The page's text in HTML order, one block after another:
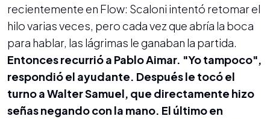
recientemente en Flow: Scaloni intentó retomar el
hilo varias veces, pero cada vez que abría la boca
para hablar, las lágrimas le ganaban la partida.
Entonces recurrió a Pablo Aimar. "Yo tampoco",
respondió el ayudante. Después le tocó el
turno a Walter Samuel, que directamente hizo
señas negando con la mano. El último en